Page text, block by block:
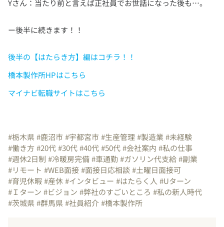
後半の【はたらき方】編はコチラ！！
橋本製作所HPはこちら
マイナビ転職サイトはこちら
#栃木県#鹿沼市 #宇都宮市 #生産管理 #製造業 #未経験
#働き方#20代#30代#40代#50代#会社案内 #私の仕事
#週休2日制 #冷暖房完備#車通勤#ガソリン代支給#副業
#リモート #WEB面接#面接日応相談 #土曜日面接可
#育児休暇 #産休#インタビュー #はたらく人 #Uターン
#Ｉターン #ビジョン #弊社のすごいところ #私の新人時代
#茨城県#群馬県#社員紹介#橋本製作所